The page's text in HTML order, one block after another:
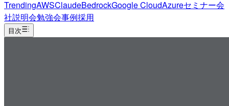
TrendingAWSClaudeBedrockGoogle CloudAzureセミナー会
社説明会勉強会事例採用
目次